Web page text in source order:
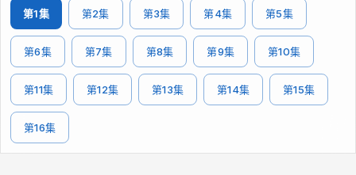
第1集 第2集 第3集 第4集 第5集
第6集 第7集 第8集 第9集 第10集
第11集 第12集 第13集 第14集 第15集
第16集